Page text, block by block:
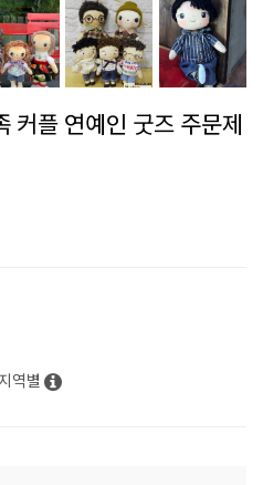
커플 연예인 굿즈 주문제
지역별